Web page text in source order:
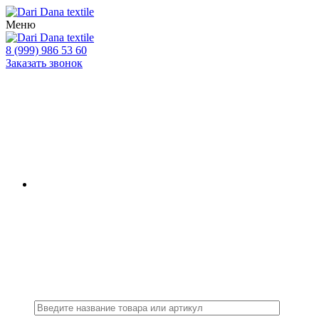
Меню
8 (999) 986 53 60
Заказать звонок